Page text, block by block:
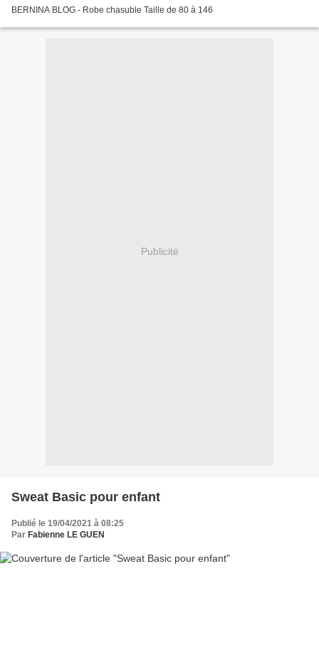
BERNINA BLOG - Robe chasuble Taille de 80 à 146
Publicité
Sweat Basic pour enfant
Publié le 19/04/2021 à 08:25
Par Fabienne LE GUEN